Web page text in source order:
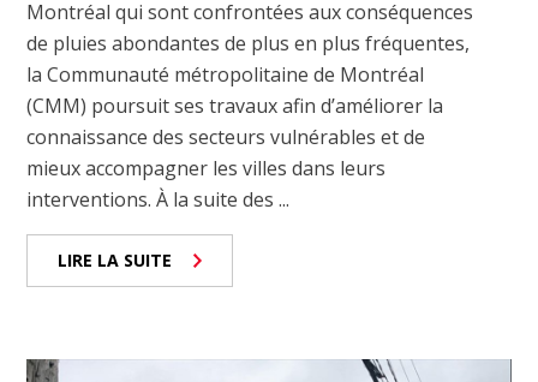
Montréal qui sont confrontées aux conséquences
de pluies abondantes de plus en plus fréquentes,
la Communauté métropolitaine de Montréal
(CMM) poursuit ses travaux afin d’améliorer la
connaissance des secteurs vulnérables et de
mieux accompagner les villes dans leurs
interventions. À la suite des ...
LIRE LA SUITE